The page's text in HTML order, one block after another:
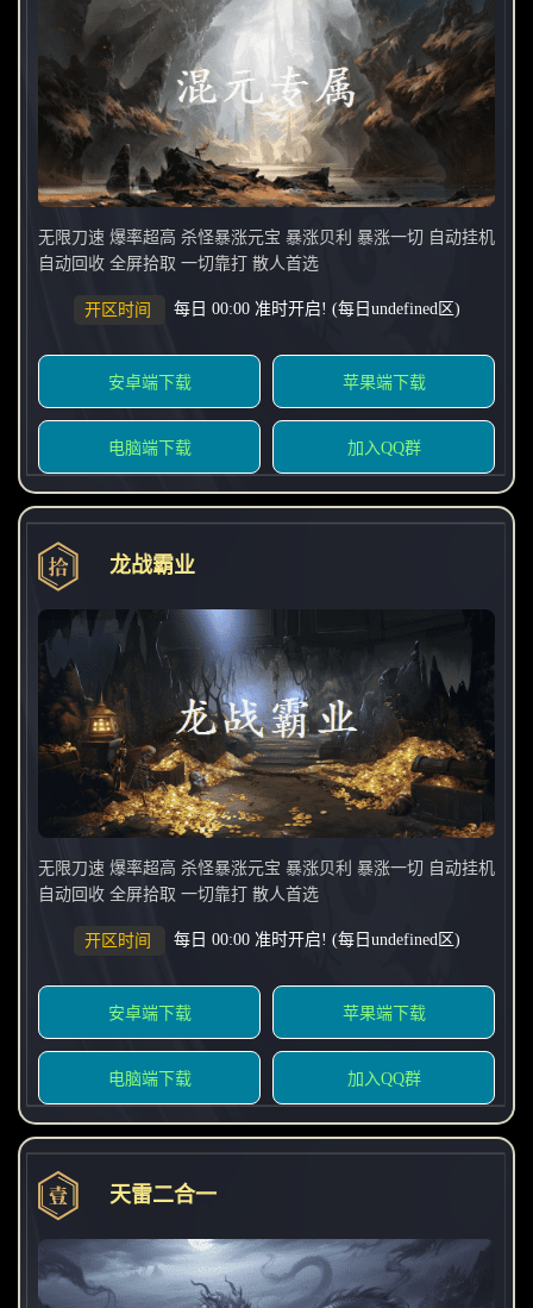
无限刀速 爆率超高 杀怪暴涨元宝 暴涨贝利 暴涨一切 自动挂机
自动回收 全屏拾取 一切靠打 散人首选
开区时间 每日 00:00 准时开启! (每日undefined区)
安卓端下载 苹果端下载
电脑端下载 加入QQ群
龙战霸业
无限刀速 爆率超高 杀怪暴涨元宝 暴涨贝利 暴涨一切 自动挂机
自动回收 全屏拾取 一切靠打 散人首选
开区时间 每日 00:00 准时开启! (每日undefined区)
安卓端下载 苹果端下载
电脑端下载 加入QQ群
天雷二合一